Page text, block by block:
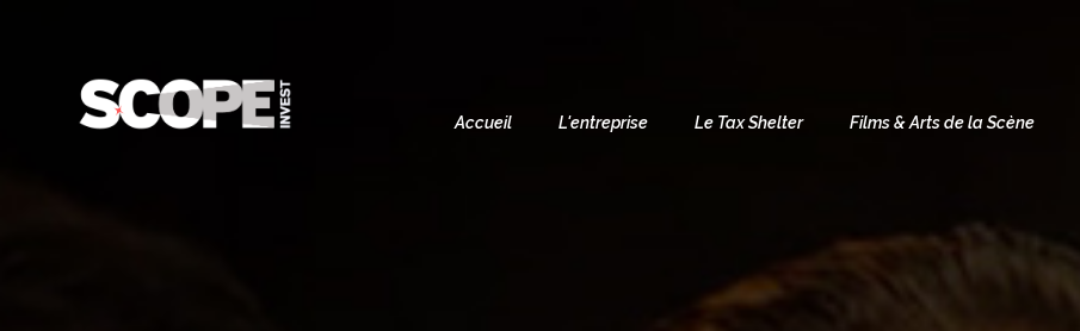
Accueil L'entreprise Le Tax Shelter Films & Arts de la Scène